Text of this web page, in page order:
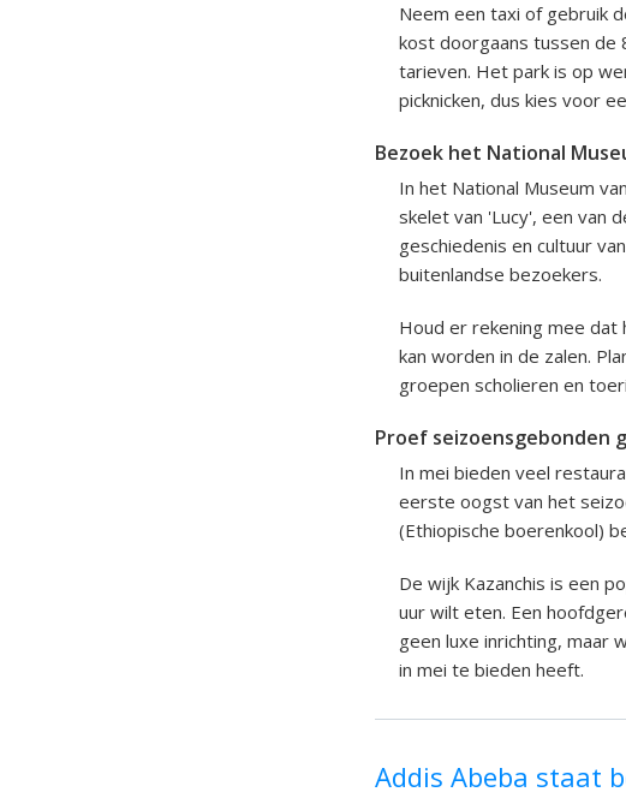
Neem een taxi of gebruik
kost doorgaans tussen de
tarieven. Het park is op
picknicken, dus kies voor
Bezoek het National
In het National Museum
skelet van 'Lucy', een van
geschiedenis en cultuur
buitenlandse bezoekers.
Houd er rekening mee dat
kan worden in de zalen.
groepen scholieren en
Proef seizoensgebonden
In mei bieden veel
eerste oogst van het
(Ethiopische boerenkool)
De wijk Kazanchis is een
uur wilt eten. Een
geen luxe inrichting, maar
in mei te bieden heeft.
Addis Abeba staat